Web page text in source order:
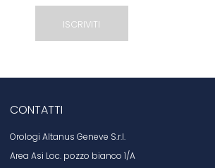
CONTATTI
Orologi Altanus Geneve S.r.l.
Area Asi Loc. pozzo bianco 1/A